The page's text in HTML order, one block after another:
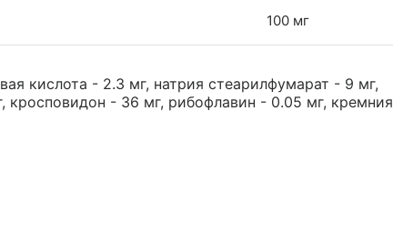
100 мг
кислота - 2.3 мг, натрия стеарилфумарат - 9 мг,
кросповидон - 36 мг, рибофлавин - 0.05 мг, кремния